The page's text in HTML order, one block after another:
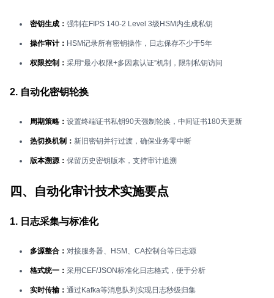
密钥生成： 强制在FIPS 140-2 Level 3级HSM内生成私钥
操作审计： HSM记录所有密钥操作，日志保存不少于5年
权限控制： 采用“最小权限+多因素认证”机制，限制私钥访问
2. 自动化密钥轮换
周期策略： 设置终端证书私钥90天强制轮换，中间证书180天更新
热切换机制： 新旧密钥并行过渡，确保业务零中断
版本溯源： 保留历史密钥版本，支持审计追溯
四、自动化审计技术实施要点
1. 日志采集与标准化
多源整合： 对接服务器、HSM、CA控制台等日志源
格式统一： 采用CEF/JSON标准化日志格式，便于分析
实时传输： 通过Kafka等消息队列实现日志秒级归集